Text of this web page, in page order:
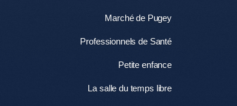
Marché de Pugey
Professionnels de Santé
Petite enfance
La salle du temps libre